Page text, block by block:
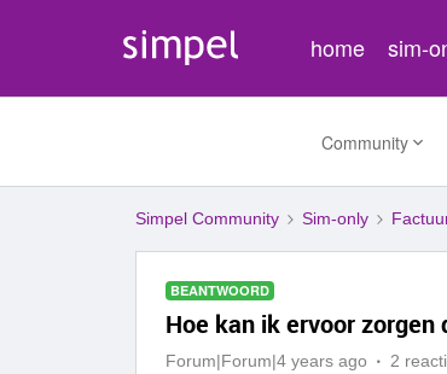
home sim-
Community
Simpel Community Sim-only
BEANTWOORD
Hoe kan ik ervoor
Forum|Forum|4 years ago 2